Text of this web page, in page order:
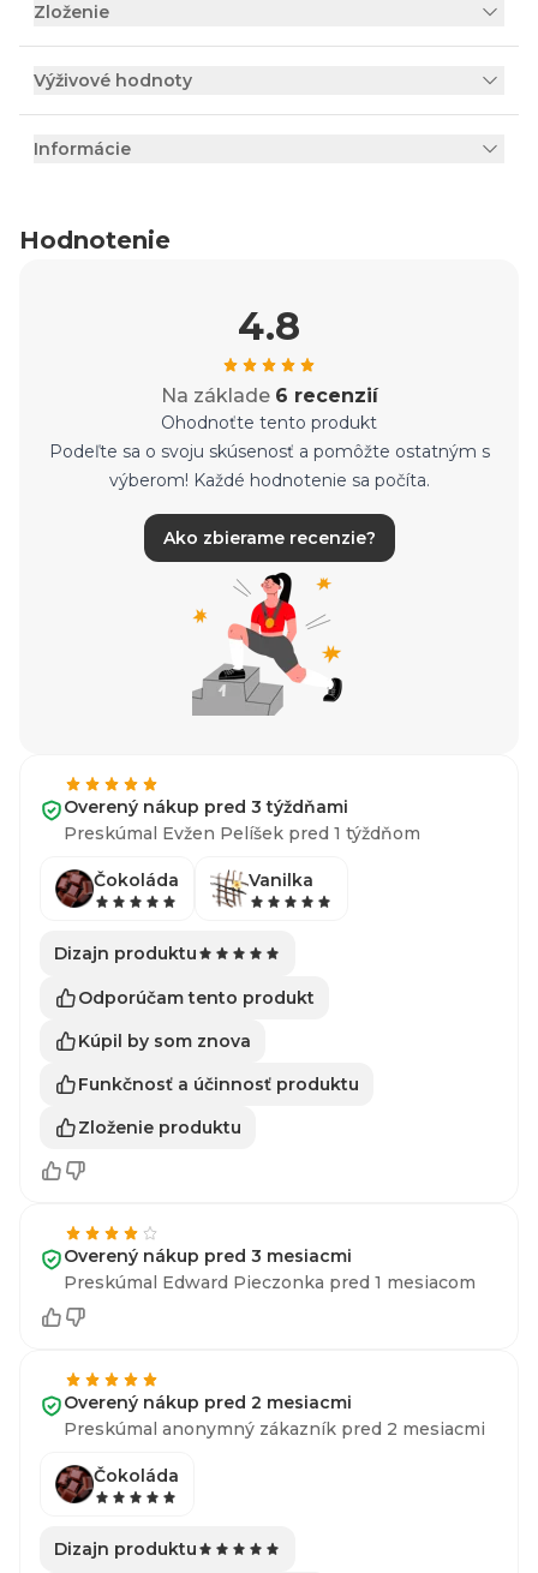
Zloženie
Výživové hodnoty
Informácie
Hodnotenie
4.8
Na základe 6 recenzií
Ohodnoťte tento produkt
Podeľte sa o svoju skúsenosť a pomôžte ostatným s
výberom! Každé hodnotenie sa počíta.
Ako zbierame recenzie?
Overený nákup pred 3 týždňami
Preskúmal Evžen Pelíšek pred 1 týždňom
Čokoláda Vanilka
Dizajn produktu
Odporúčam tento produkt
Kúpil by som znova
Funkčnosť a účinnosť produktu
Zloženie produktu
Overený nákup pred 3 mesiacmi
Preskúmal Edward Pieczonka pred 1 mesiacom
Overený nákup pred 2 mesiacmi
Preskúmal anonymný zákazník pred 2 mesiacmi
Čokoláda
Dizajn produktu